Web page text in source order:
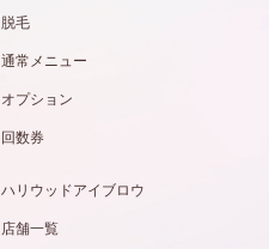
脱毛
通常メニュー
オプション
回数券
ハリウッドアイブロウ
店舗一覧